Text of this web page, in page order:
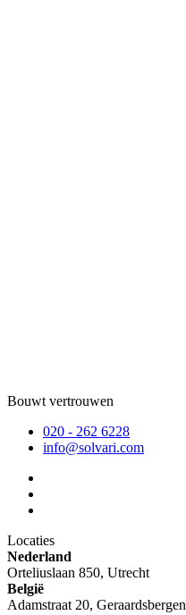
Bouwt vertrouwen
020 - 262 6228
info@solvari.com
Locaties
Nederland
Orteliuslaan 850, Utrecht
België
Adamstraat 20, Geraardsbergen